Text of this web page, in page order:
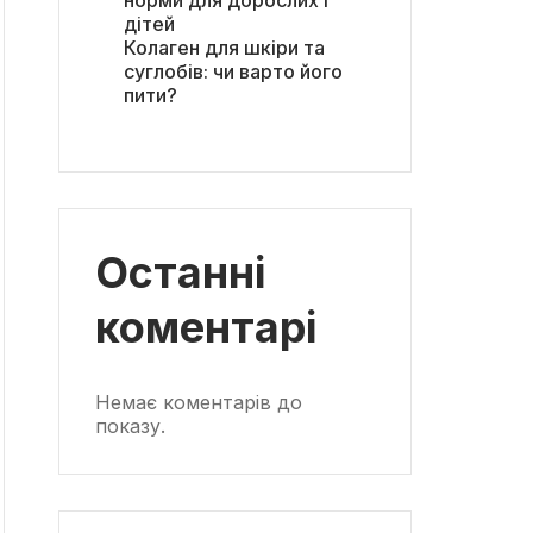
дітей
Колаген для шкіри та
суглобів: чи варто його
пити?
Останні
коментарі
Немає коментарів до
показу.